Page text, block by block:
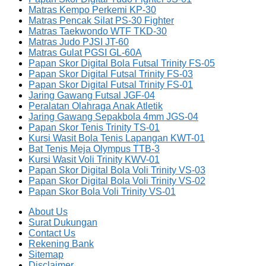
Matras Kempo Perkemi KP-30
Matras Pencak Silat PS-30 Fighter
Matras Taekwondo WTF TKD-30
Matras Judo PJSI JT-60
Matras Gulat PGSI GL-60A
Papan Skor Digital Bola Futsal Trinity FS-05
Papan Skor Digital Futsal Trinity FS-03
Papan Skor Digital Futsal Trinity FS-01
Jaring Gawang Futsal JGF-04
Peralatan Olahraga Anak Atletik
Jaring Gawang Sepakbola 4mm JGS-04
Papan Skor Tenis Trinity TS-01
Kursi Wasit Bola Tenis Lapangan KWT-01
Bat Tenis Meja Olympus TTB-3
Kursi Wasit Voli Trinity KWV-01
Papan Skor Digital Bola Voli Trinity VS-03
Papan Skor Digital Bola Voli Trinity VS-02
Papan Skor Bola Voli Trinity VS-01
About Us
Surat Dukungan
Contact Us
Rekening Bank
Sitemap